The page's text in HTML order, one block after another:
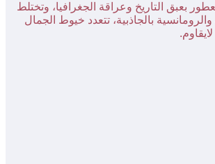
بعبق التاريخ وعراقة الجغرافيا، وتختلط
والرومانسية بالجاذبية، تتعدد خيوط الجمال